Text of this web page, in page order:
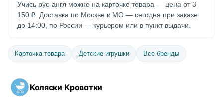
Учись рус-англ можно на карточке товара — цена от 3
150 ₽. Доставка по Москве и МО — сегодня при заказе
до 14:00, по России — курьером или в пункт выдачи.
Карточка товара Детские игрушки Все бренды
Коляски·Кроватки